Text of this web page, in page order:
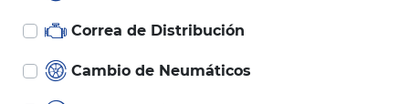
Correa de Distribución
Cambio de Neumáticos